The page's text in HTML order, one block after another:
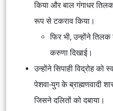
किया और बाल गंगाधर
रूप से टकराव किया।
फिर भी, उन्होंने
करुणा दिखाई।
उन्होंने सिपाही विद्रोह को
पेशवा-युग के ब्राह्मणवादी
जिसने दलितों को दबाया।